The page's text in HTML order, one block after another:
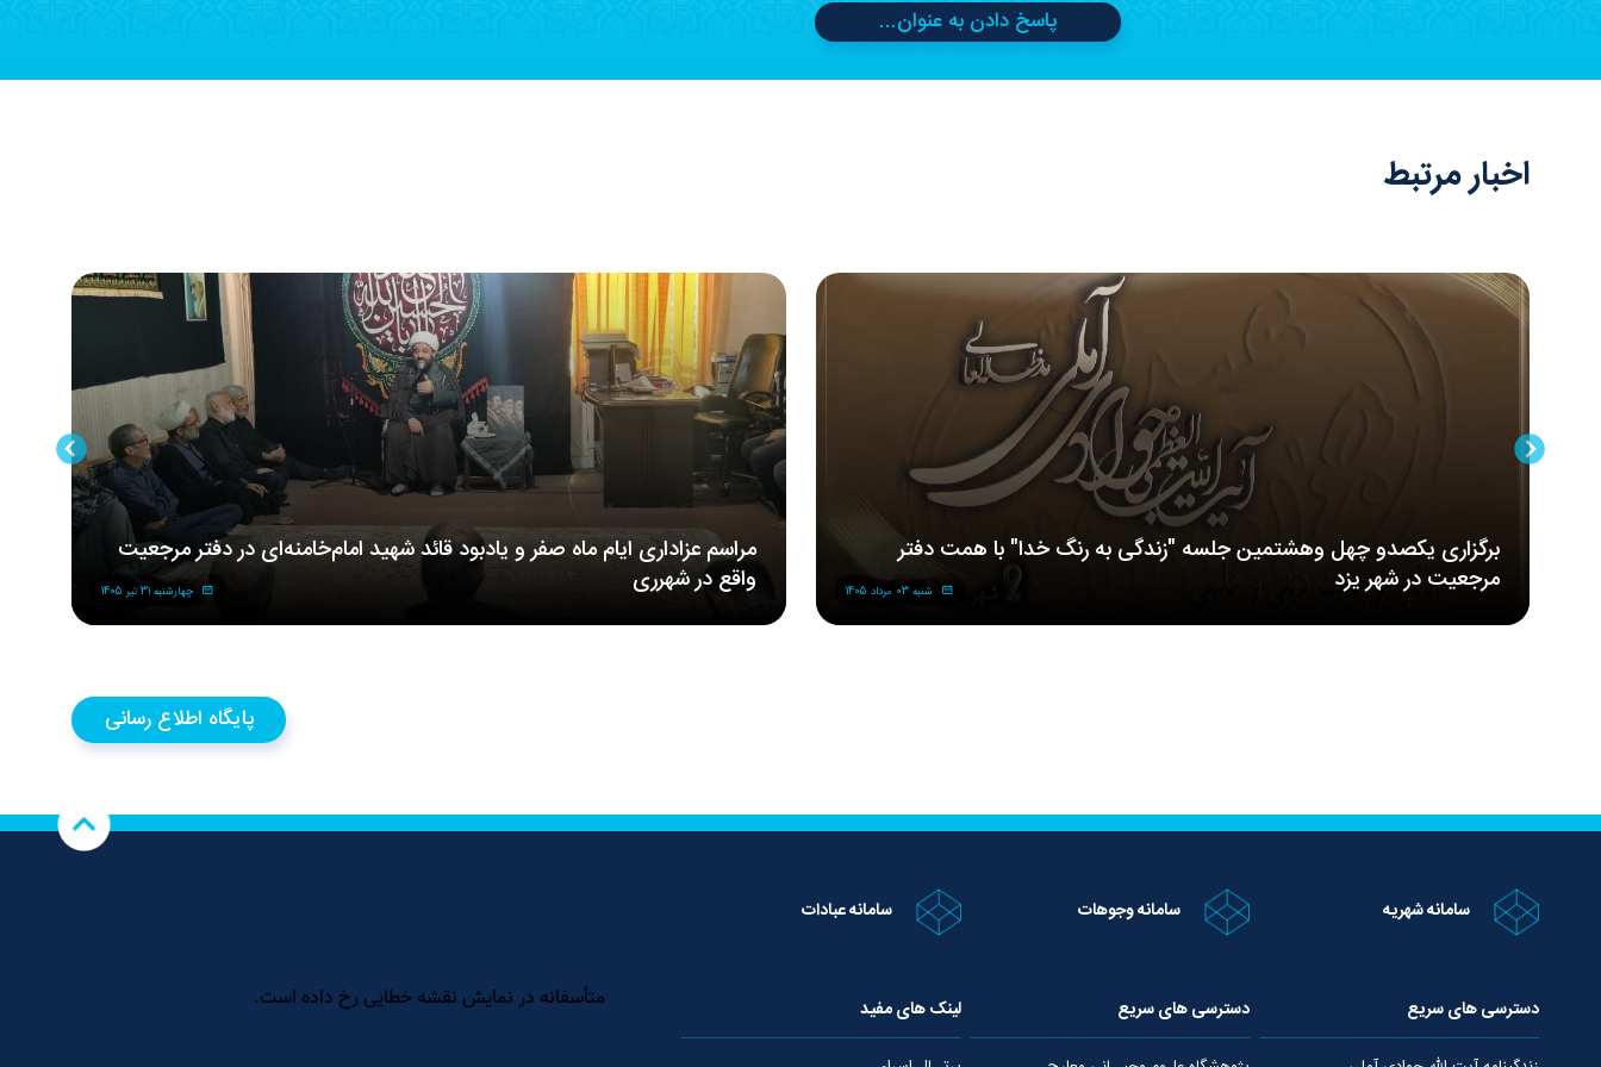
پاسخ دادن به عنوان...
اخبار مرتبط
برگزاری یکصدو چهل وهشتمین جلسه "زندگی به رنگ خدا" با همت دفتر
مرجعیت در شهر یزد
شنبه 03 مرداد 1405
مراسم‌ عزاداری‌ ایام ماه صفر و یادبود قائد شهید امام‌خامنه‌ای در دفتر مرجعیت
واقع در شهرری
چهارشنبه 31 تیر 1405
پایگاه اطلاع رسانی
سامانه شهریه سامانه وجوهات سامانه عبادات
دسترسی های سریع دسترسی های سریع لینک های مفید